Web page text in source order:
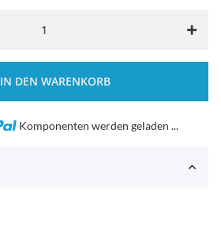
IN DEN WARENKORB
Komponenten werden geladen ...